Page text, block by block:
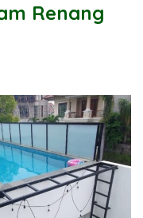
Renang